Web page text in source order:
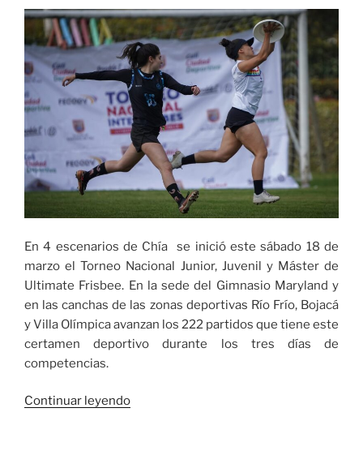
En 4 escenarios de Chía se inició este sábado 18 de
marzo el Torneo Nacional Junior, Juvenil y Máster de
Ultimate Frisbee. En la sede del Gimnasio Maryland y
en las canchas de las zonas deportivas Río Frío, Bojacá
y Villa Olímpica avanzan los 222 partidos que tiene este
certamen deportivo durante los tres días de
competencias.
Continuar leyendo«Inició